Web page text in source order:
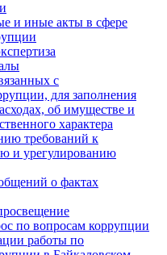
и иные акты в сфере
с
для заполнения
об имуществе и
характера
требований к
и урегулированию
о фактах
по вопросам коррупции
работы по